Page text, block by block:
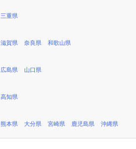
三重県
滋賀県 奈良県 和歌山県
広島県 山口県
高知県
熊本県 大分県 宮崎県 鹿児島県 沖縄県